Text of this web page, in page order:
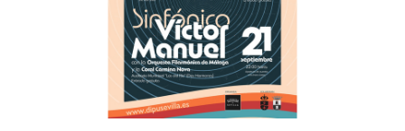
Canal Antifraude
Avisos legales